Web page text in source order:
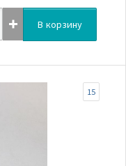
В корзину
15